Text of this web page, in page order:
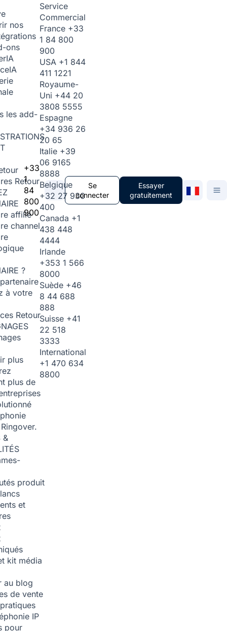
nos
ons
IA
IA
les add-
Retour
affilié
channel
?
à votre
Retour
plus
plus de
&
produit
et
kit média
au blog
de vente
IP
pour
+33
1
84
800
900
Service
Commercial
France +33
1 84 800
900
USA +1 844
411 1221
Royaume-
Uni +44 20
3808 5555
Espagne
+34 936 26
20 65
Italie +39
06 9165
8888
Belgique
+32 27 930
400
Canada +1
438 448
4444
Irlande
+353 1 566
8000
Suède +46
8 44 688
888
Suisse +41
22 518
3333
International
+1 470 634
8800
Se
connecter
Essayer
gratuitement